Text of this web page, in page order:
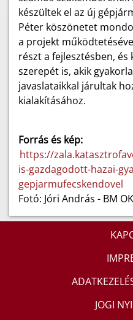
készültek el az új
Péter köszönetet
a projekt
részt a fejlesztésben,
szerepét is, akik
javaslataikkal járultak
kialakításához.
Forrás és kép:
https://
is-gazdagodott-hazai-
gepjarmufecskendovel
Fotó: Jóri András - BM
JOGI